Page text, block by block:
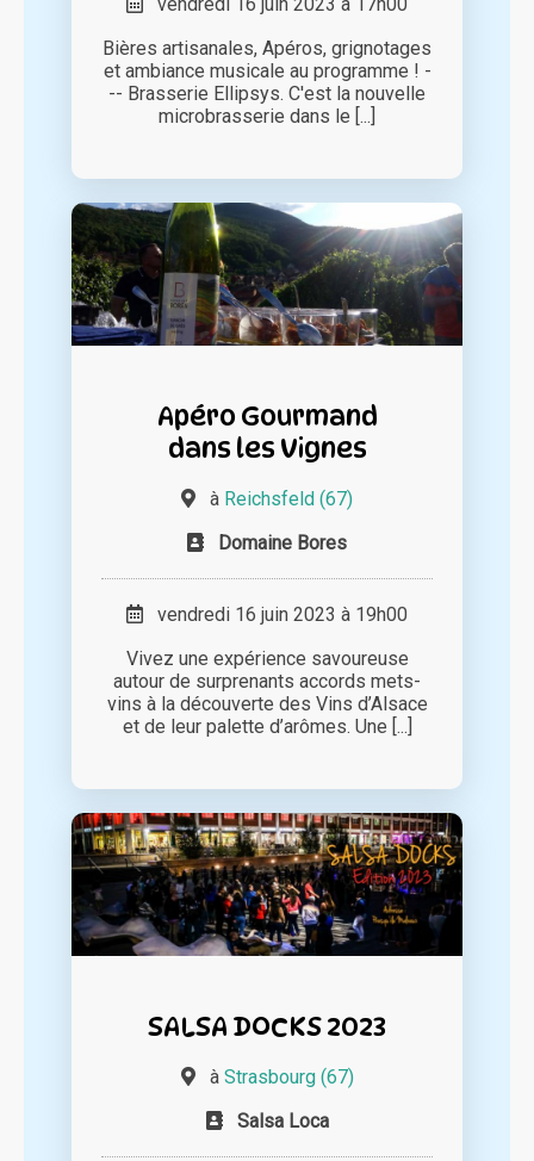
Bières artisanales, Apéros, grignotages
et ambiance musicale au programme ! -
-- Brasserie Ellipsys. C'est la nouvelle
microbrasserie dans le [...]
Apéro Gourmand
dans les Vignes
à Reichsfeld (67)
Domaine Bores
vendredi 16 juin 2023 à 19h00
Vivez une expérience savoureuse
autour de surprenants accords mets-
vins à la découverte des Vins d’Alsace
et de leur palette d’arômes. Une [...]
SALSA DOCKS 2023
à Strasbourg (67)
Salsa Loca